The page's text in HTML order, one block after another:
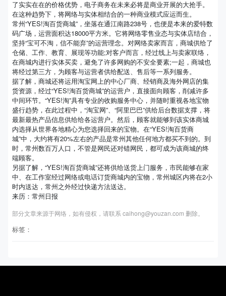
了实实在在的价格优势，电子商务在未来必将是商业开展的大抢手。
在这种趋势下，将网络与实体相结合的一种商业模式应运而生。
常州“YES!淘百货商城”，坐落在通江南路238号，也便是本来的爱特数
码广场，运营面积达18000平方米。它将网络零售业态与实体店结合，
坚持“宝可不淘，信不能弃”的运营理念。对网络卖家而言，商城供给了
仓储、工作、教育、展现等功能;对客户而言，经过线上与卖家联络，
在商城内进行实体买卖，避免了许多网购的不安全要素;一起，商城也
将经过第三方，为顾客与运营者供给配送、售后等一系列服务。
据了解，商城还将运用淘宝网上的中心厂商、经销商及海外网店的集
货资源，经过“YES!淘百货商城”的运营户，直接面向顾客，削减许多
中间环节。“YES!淘”具有专业的收购服务中心，并随时重视各地宝物
盛行趋势，在此过程中，“淘宝网”、“阿里巴巴”供给后台数据支撑，将
最新最热产品信息供给给各运营户。然后，顾客就能够到该实体商城
内选择从世界各地精心为您选择回来的宝物。在“YES!淘百货商
城”中，大约将有20%左右的产品是常州其他任何地方都买不到的。到
时，常州数百万人口，不管是网民还对错网民，都可成为该商城的终
端顾客。
另据了解，“YES!淘百货商城”还将供给送货上门服务，市民能够在家
中、在工作室经过网络或电话订货商城内的宝物，常州城区内将在2小
时内送达，常州之外经过快递方法送达。
来历：常州日报
部分文章来源于网络，如有侵权，请联系 caihong@youzan.com 删除。
标签：